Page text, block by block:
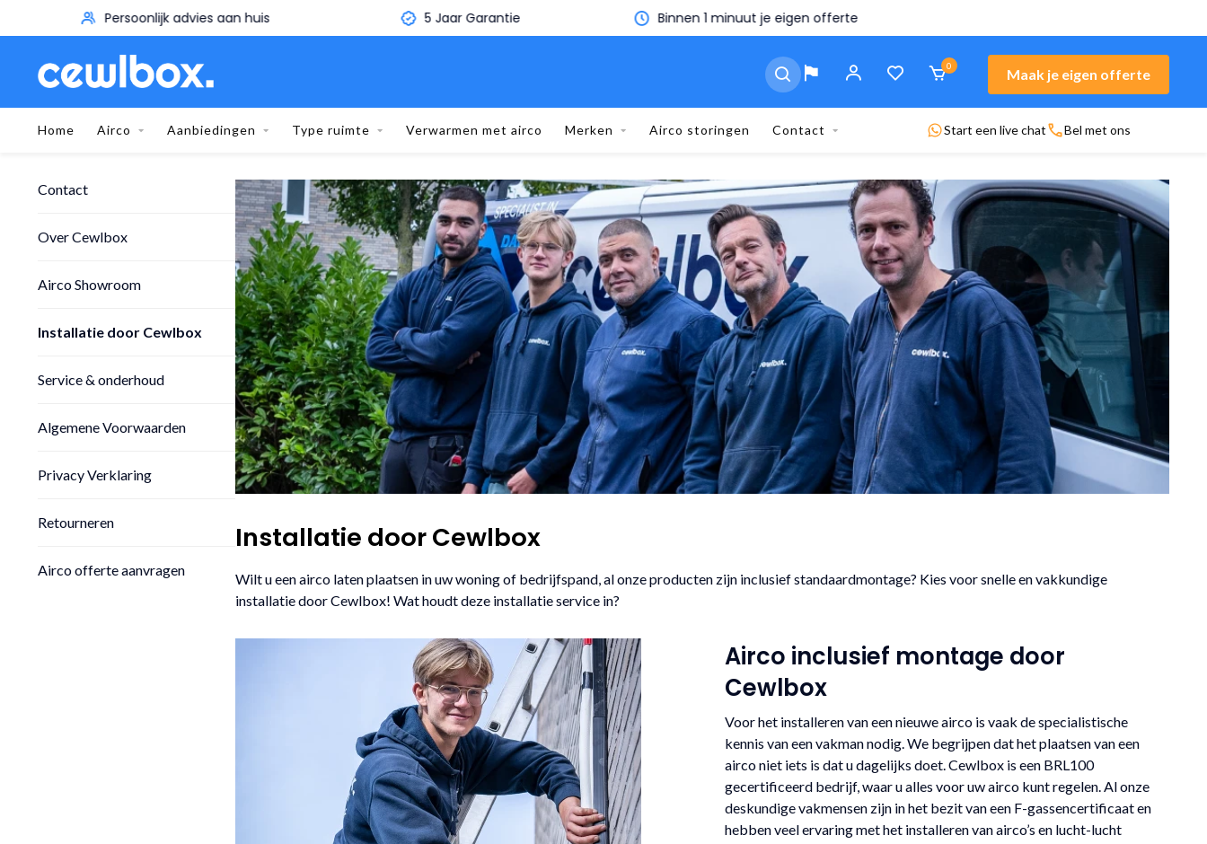
Persoonlijk advies aan huis 5 Jaar Garantie Binnen 1 minuut je eigen offerte
0 Maak je eigen offerte
Home Airco Aanbiedingen Type ruimte Verwarmen met airco Merken Airco storingen Contact Start een live chat Bel met ons
Contact
Over Cewlbox
Airco Showroom
Installatie door Cewlbox
Service & onderhoud
Algemene Voorwaarden
Privacy Verklaring
Retourneren
Airco offerte aanvragen
Installatie door Cewlbox
Wilt u een airco laten plaatsen in uw woning of bedrijfspand, al onze producten zijn inclusief standaardmontage? Kies voor snelle en vakkundige
installatie door Cewlbox! Wat houdt deze installatie service in?
Airco inclusief montage door
Cewlbox
Voor het installeren van een nieuwe airco is vaak de specialistische
kennis van een vakman nodig. We begrijpen dat het plaatsen van een
airco niet iets is dat u dagelijks doet. Cewlbox is een BRL100
gecertificeerd bedrijf, waar u alles voor uw airco kunt regelen. Al onze
deskundige vakmensen zijn in het bezit van een F-gassencertificaat en
hebben veel ervaring met het installeren van airco’s en lucht-lucht